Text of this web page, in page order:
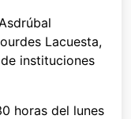
Lacuesta,
instituciones
horas del lunes